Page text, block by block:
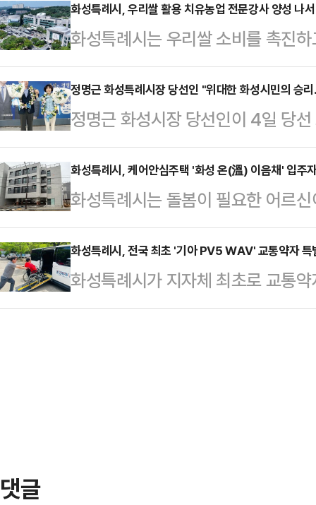
의 공공와이파이 Access
혔다. 지난 3월부터 4월까지의 데
연간 약 131만 GB(기가바이트)의
중 이동통신사의 데이터 평균 가
간 약 65억 원에 달하는 금액으로,
에…
화성특례시, 우리쌀 활용 치유농업 전문강사 양성 나서
화성특례시는 우리쌀 소비를 촉진
'우리쌀로 빚는 미(米)라클 치유 레
교육은 우리쌀과 국산밀에 대한 올
지역 농산물 소비 확대를 도모하고,
기 위해 마련됐다. 특히 치유농업사
지역사회 내 지속 가능한 교육 체계
할 것으로 기대된다.교육은 오는
술센터에서 총 4회에 걸…
정명근 화성특례시장 당선인 "위대한 화성시민의 승
정명근 화성시장 당선인이 4일 당
승리가 아니라 화성의 중단 없는 발
시민 모두의 승리"라고 밝혔다.정
은 격려와 비판을 모두 가슴 깊이
는 간절한 바람을 결코 잊지 않겠다
모든 시민의 뜻을 겸허히 받들어 '
특례시 출범과 관련해 "180만 특례
정, 복…
화성특례시, 케어안심주택 '화성 온(溫) 이음채' 입주
화성특례시는 돌봄이 필요한 어르
있도록 지원하는 케어안심주택 '화
2일 밝혔다.모집 주택은 화성특례
구 8호, 2인 가구 2호) 규모다. 세
이며 방 2개, 거실, 주방, 욕실 등을
화성특례시, 전국 최초 '기아 PV5 WAV' 교통약자 특
화성특례시가 지자체 최초로 교통
위해 기아의 전기차 모델인 'PV5
댓글